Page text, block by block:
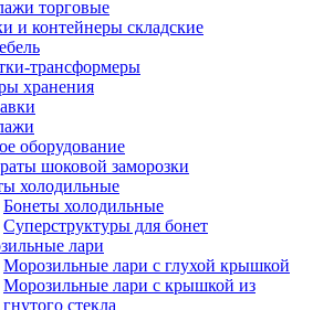
торговые
и контейнеры складские
трансформеры
хранения
оборудование
шоковой заморозки
холодильные
Бонеты холодильные
Суперструктуры для бонет
лари
Морозильные лари с глухой крышкой
Морозильные лари с крышкой из
гнутого стекла